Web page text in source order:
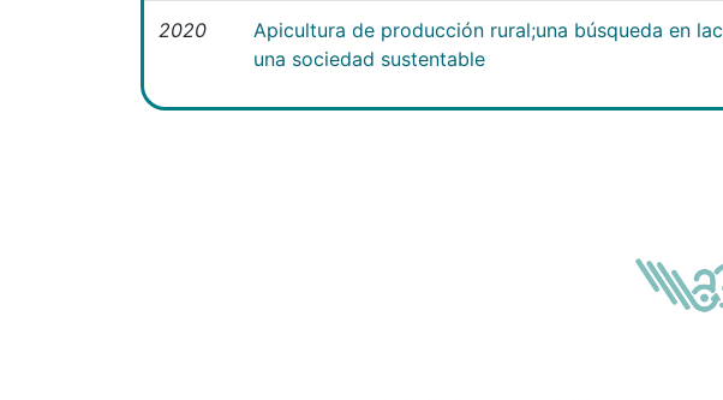
2020
Apicultura de producción rural;una búsqueda en
una sociedad sustentable